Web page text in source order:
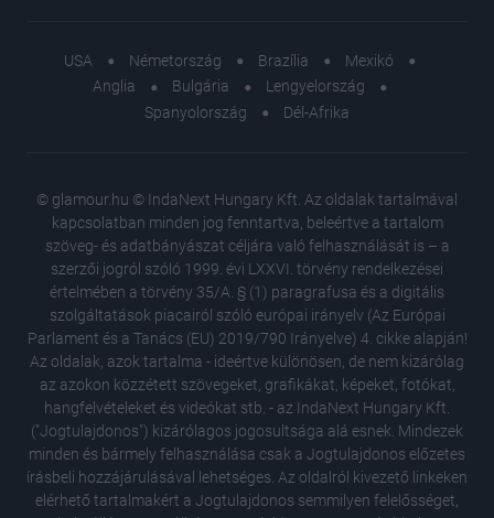
USA Németország Brazília
Mexikó
Anglia
Bulgária
Lengyelország
Spanyolország
Dél-Afrika
© glamour.hu © IndaNext Hungary Kft. Az oldalak tartalmával
kapcsolatban minden jog fenntartva, beleértve a tartalom
szöveg- és adatbányászat céljára való felhasználását is – a
szerzői jogról szóló 1999. évi LXXVI. törvény rendelkezései
értelmében a törvény 35/A. § (1) paragrafusa és a digitális
szolgáltatások piacairól szóló európai irányelv (Az Európai
Parlament és a Tanács (EU) 2019/790 Irányelve) 4. cikke alapján!
Az oldalak, azok tartalma - ideértve különösen, de nem kizárólag
az azokon közzétett szövegeket, grafikákat, képeket, fotókat,
hangfelvételeket és videókat stb. - az IndaNext Hungary Kft.
("Jogtulajdonos") kizárólagos jogosultsága alá esnek. Mindezek
minden és bármely felhasználása csak a Jogtulajdonos előzetes
írásbeli hozzájárulásával lehetséges. Az oldalról kivezető linkeken
elérhető tartalmakért a Jogtulajdonos semmilyen felelősséget,